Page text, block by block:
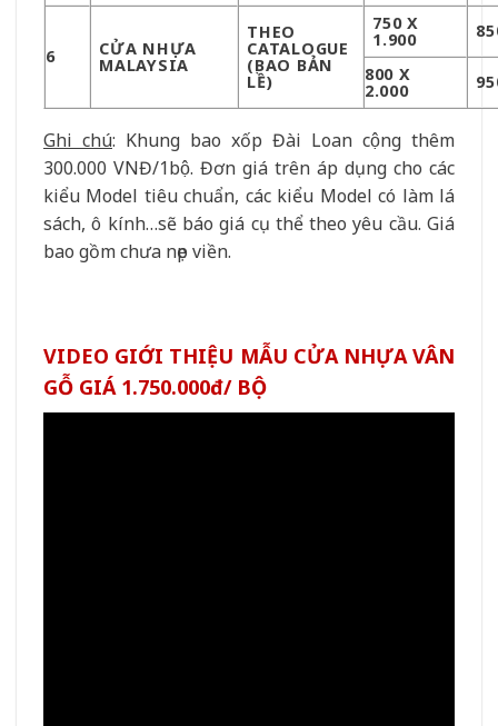
6 CỬA NHỰA
MALAYSIA
THEO
CATALOGUE
(BAO BẢN
LỀ)
750 X
1.900
800 X
2.000
Ghi chú: Khung bao xốp Đài Loan cộng thêm
300.000 VNĐ/1bộ. Đơn giá trên áp dụng cho các
kiểu Model tiêu chuẩn, các kiểu Model có làm lá
sách, ô kính…sẽ báo giá cụ thể theo yêu cầu. Giá
bao gồm chưa nẹp viền.
VIDEO GIỚI THIỆU MẪU CỬA NHỰA VÂN
GỖ GIÁ 1.750.000đ/ BỘ